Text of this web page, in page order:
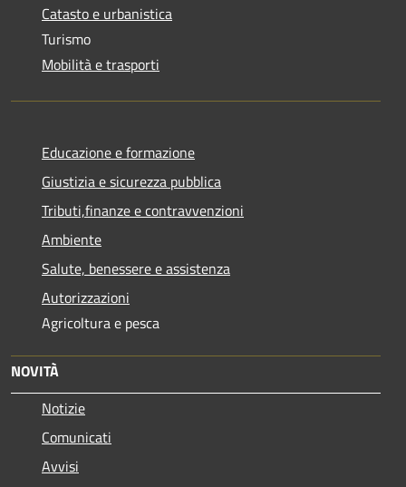
Catasto e urbanistica
Turismo
Mobilità e trasporti
Educazione e formazione
Giustizia e sicurezza pubblica
Tributi,finanze e contravvenzioni
Ambiente
Salute, benessere e assistenza
Autorizzazioni
Agricoltura e pesca
NOVITÀ
Notizie
Comunicati
Avvisi